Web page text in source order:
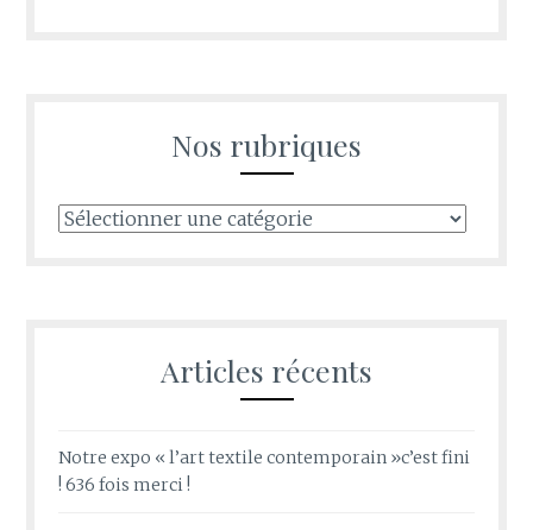
Nos rubriques
Nos
Articles récents
Notre expo « l’art textile contemporain »c’est fini
! 636 fois merci !